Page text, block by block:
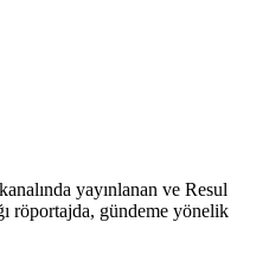
yayınlanan ve Resul
röportajda, gündeme yönelik